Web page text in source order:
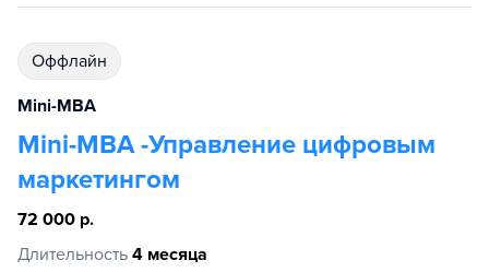
Оффлайн
Mini-MBA
Mini-MBA -Управление цифровым
маркетингом
72 000 р.
Длительность 4 месяца